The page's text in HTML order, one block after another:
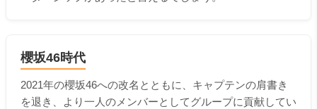
櫻坂46時代
2021年の櫻坂46への改名とともに、キャプテンの肩書き
を退き、より一人のメンバーとしてグループに貢献してい